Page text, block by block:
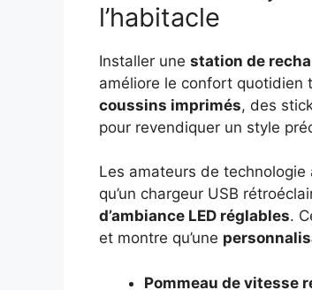
l’habitacle
Installer une station de
améliore le confort quotidien
coussins imprimés, des
pour revendiquer un style
Les amateurs de
qu’un chargeur USB
d’ambiance LED réglables.
et montre qu’une
Pommeau de vitesse